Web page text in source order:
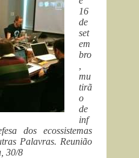
16
de
set
em
bro
mu
tirã
o
de
inf
dos ecossistemas
Palavras. Reunião
30/8